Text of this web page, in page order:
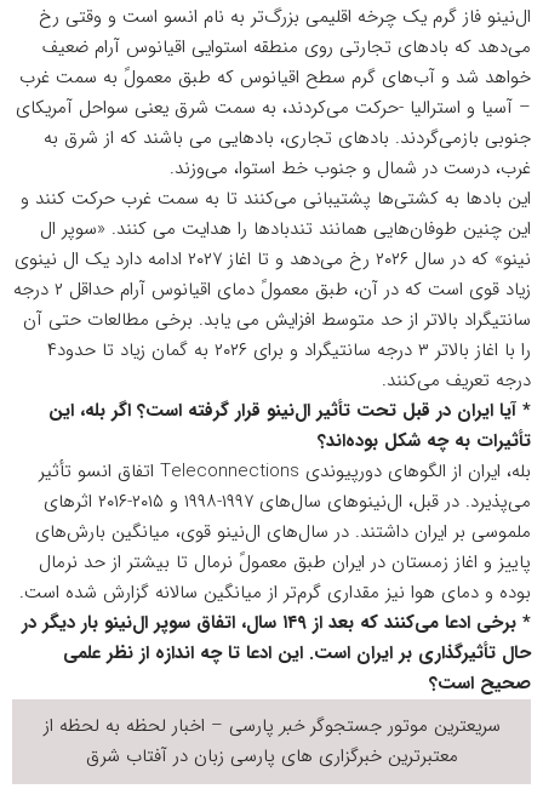
ال‌نینو فاز گرم یک چرخه اقلیمی بزرگ‌تر به نام انسو است و وقتی رخ
می‌دهد که بادهای تجارتی روی منطقه استوایی اقیانوس آرام ضعیف
خواهد شد و آب‌های گرم سطح اقیانوس که طبق معمولً به سمت غرب
– آسیا و استرالیا -حرکت می‌کردند، به سمت شرق یعنی سواحل آمریکای
جنوبی بازمی‌گردند. بادهای تجاری، بادهایی می باشند که از شرق به
غرب، درست در شمال و جنوب خط استوا، می‌وزند.
این بادها به کشتی‌ها پشتیبانی می‌کنند تا به سمت غرب حرکت کنند و
این چنین طوفان‌هایی همانند تندبادها را هدایت می کنند. «سوپر ال
نینو» که در سال ۲۰۲۶ رخ می‌دهد و تا اغاز ۲۰۲۷ ادامه دارد یک ال نینوی
زیاد قوی است که در آن، طبق معمولً دمای اقیانوس آرام حداقل ۲ درجه
سانتیگراد بالاتر از حد متوسط افزایش می یابد. برخی مطالعات حتی آن
را با اغاز بالاتر ۳ درجه سانتیگراد و برای ۲۰۲۶ به گمان زیاد تا حدود۴
درجه تعریف می‌کنند.
* آیا ایران در قبل تحت تأثیر ال‌نینو قرار گرفته است؟ اگر بله، این
تأثیرات به چه شکل بوده‌اند؟
بله، ایران از الگوهای دورپیوندی Teleconnections اتفاق انسو تأثیر
می‌پذیرد. در قبل، ال‌نینوهای سال‌های ۱۹۹۷-۱۹۹۸ و ۲۰۱۵-۲۰۱۶ اثرهای
ملموسی بر ایران داشتند. در سال‌های ال‌نینو قوی، میانگین بارش‌های
پاییز و اغاز زمستان در ایران طبق معمولً نرمال تا بیشتر از حد نرمال
بوده و دمای هوا نیز مقداری گرم‌تر از میانگین سالانه گزارش شده است.
* برخی ادعا می‌کنند که بعد از ۱۴۹ سال، اتفاق سوپر ال‌نینو بار دیگر در
حال تأثیرگذاری بر ایران است. این ادعا تا چه اندازه از نظر علمی
صحیح است؟
سریعترین موتور جستجوگرخبر پارسی – اخبار لحظه به لحظه از
معتبرترین خبرگزاری های پارسی زبان درآفتاب شرق